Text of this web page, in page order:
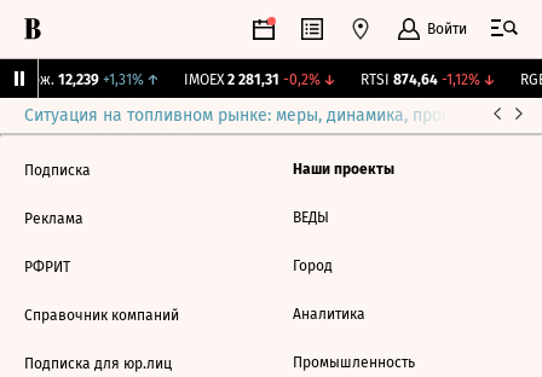
Войти
Бирж. 12,239 +1,31%↑ IMOEX 2 281,31 -0,2%↓ RTSI 874,64 -1,12%↓
Ситуация на топливном рынке: меры, динамика, прогнозы
Подписка
Реклама
РФРИТ
Справочник компаний
Подписка для юр.лиц
Наши проекты
ВЕДЫ
Город
Аналитика
Промышленность